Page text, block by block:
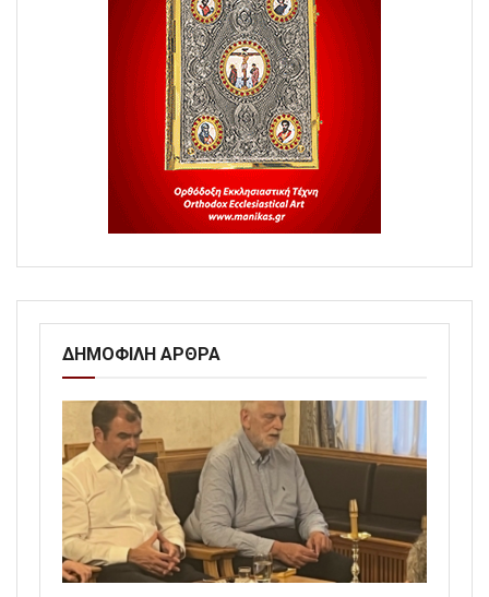
ΔΗΜΟΦΙΛΗ ΑΡΘΡΑ